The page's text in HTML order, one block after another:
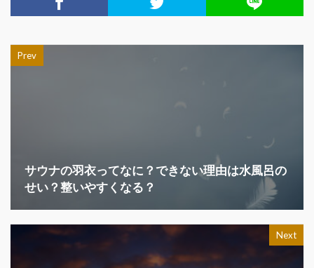
Prev
サウナの羽衣ってなに？できない理由は水風呂の
せい？整いやすくなる？
Next